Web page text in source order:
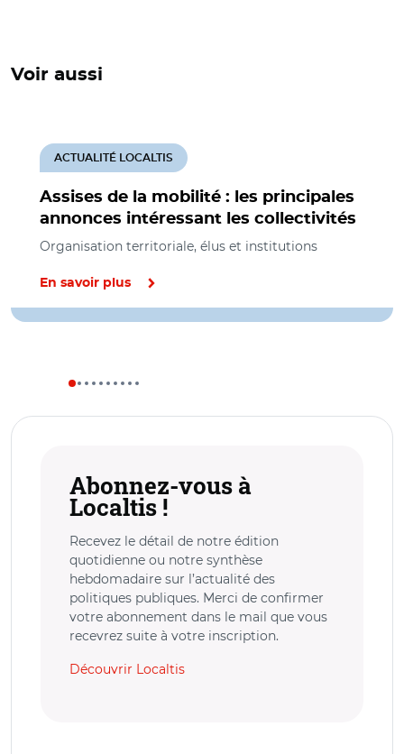
Voir aussi
Assises de la mobilité : les principales
annonces intéressant les collectivités
ACTUALITÉ LOCALTIS
Organisation territoriale, élus et institutions
En savoir plus
Abonnez-vous à
Localtis !
Recevez le détail de notre édition
quotidienne ou notre synthèse
hebdomadaire sur l’actualité des
politiques publiques. Merci de confirmer
votre abonnement dans le mail que vous
recevrez suite à votre inscription.
Découvrir Localtis